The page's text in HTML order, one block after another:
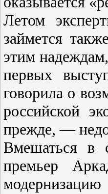
Летом
займется
этим
первых
говорила о
российской
прежде, —
Вмешаться в
премьер